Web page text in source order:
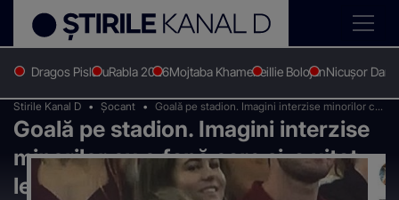
Dragos PislaruRabla 2026Mojtaba KhameneiIlie BolojanNicușor Dan
Stirile Kanal D Șocant
Goală pe stadion. Imagini interzise minorilor cu
o fană care și-a uitat lenjeria intimă și pantalonii
acasă
Goală pe stadion. Imagini interzise
minorilor cu o fană care și-a uitat
lenjeria intimă și pantalonii acasă